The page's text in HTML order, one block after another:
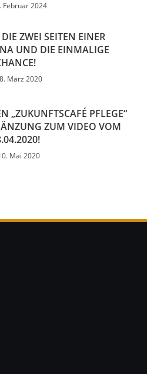
Februar 2024
ZWEI SEITEN EINER
UND DIE EINMALIGE
März 2020
„ZUKUNFTSCAFÉ PFLEGE“
ZUM VIDEO VOM
Mai 2020